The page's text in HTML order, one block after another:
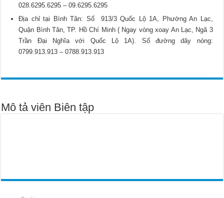
028.6295.6295 – 09.6295.6295
Địa chỉ tại Bình Tân: Số 913/3 Quốc Lộ 1A, Phường An Lạc,
Quận Bình Tân, TP. Hồ Chí Minh ( Ngay vòng xoay An Lạc, Ngã 3
Trần Đại Nghĩa với Quốc Lộ 1A). Số đường dây nóng:
0799.913.913 – 0788.913.913
Mô tả viên Biên tập